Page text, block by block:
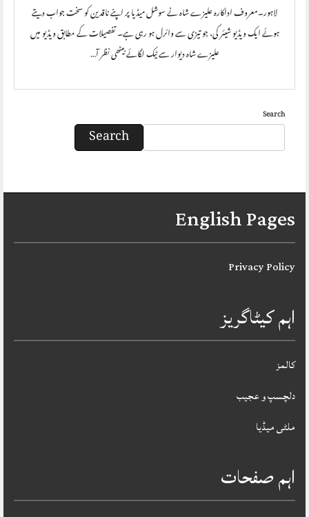
Search
Search
لاہور۔معروف اداکارہ علیزے شاہ نے سوشل میڈیا پر اپنے ناقدین کو سخت جواب دیتے
ہوئے ایک ویڈیو شیئر کی، جو تیزی سے وائرل ہو رہی ہے۔ تفصیلات کے مطابق ویڈیو میں
علیزے شاہ دیوار سے ٹیک لگائے بیٹھی نظر آ…
English Pages
Privacy Policy
اہم کیٹاگریز
کالمز
دلچسپ و عجیب
ملٹی میڈیا
اہم صفحات